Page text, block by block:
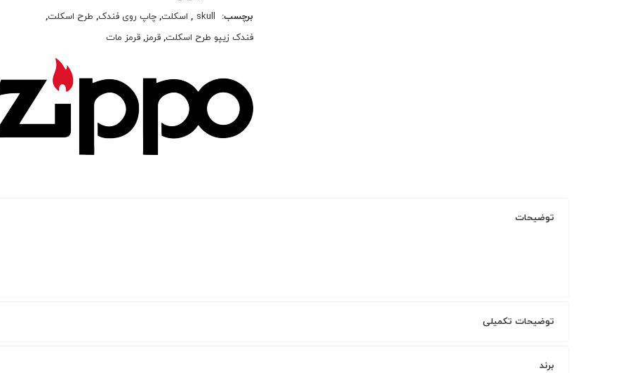
برچسب:
skull
, اسکلت, چاپ روی فندک, طرح اسکلت,
فندک زیپو طرح اسکلت, قرمز, قرمز مات
توضیحات
توضیحات تکمیلی
برند